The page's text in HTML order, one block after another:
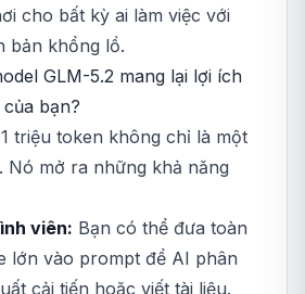
cho bất kỳ ai làm việc với
bản khổng lồ.
GLM-5.2 mang lại lợi ích
bạn?
triệu token không chỉ là một
Nó mở ra những khả năng
viên: Bạn có thể đưa toàn
lớn vào prompt để AI phân
cải tiến hoặc viết tài liệu.